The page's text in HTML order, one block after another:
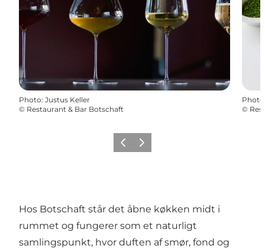
Photo: Justus Keller
© Restaurant & Bar Botschaft
Photo
©
Previous
Next
Hos Botschaft står det åbne køkken midt i
rummet og fungerer som et naturligt
samlingspunkt, hvor duften af smør, fond og